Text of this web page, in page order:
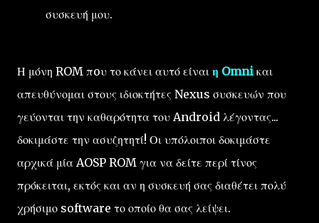
συσκευή μου.
Η μόνη ROM πoυ το κάνει αυτό είναι η Omni και
απευθύνομαι στους ιδιοκτήτες Nexus συσκευών που
γεύονται την καθαρότητα του Android λέγοντας...
δοκιμάστε την ασυζητητί! Οι υπόλοιποι δοκιμάστε
αρχικά μία AOSP ROM για να δείτε περί τίνος
πρόκειται, εκτός και αν η συσκευή σας διαθέτει πολύ
χρήσιμο software το οποίο θα σας λείψει.